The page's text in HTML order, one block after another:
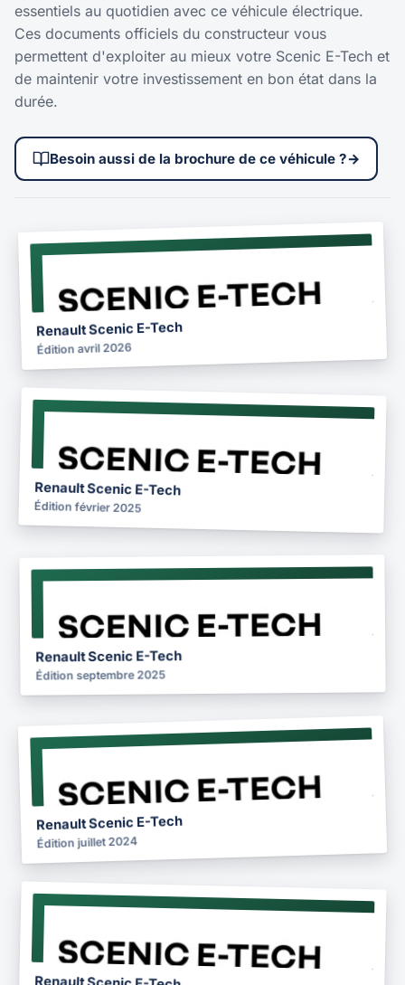
essentiels au quotidien avec ce véhicule électrique.
Ces documents officiels du constructeur vous
permettent d'exploiter au mieux votre Scenic E-Tech et
de maintenir votre investissement en bon état dans la
durée.
Besoin aussi de la brochure de ce véhicule ?→
NOTICE 2026
Renault Scenic E-Tech
Édition avril 2026
NOTICE
2025
Renault Scenic E-Tech
Édition février 2025
2025
Renault Scenic E-Tech
Édition septembre 2025
NOTICE 2024
Renault Scenic E-Tech
Édition juillet 2024
NOTICE
2023